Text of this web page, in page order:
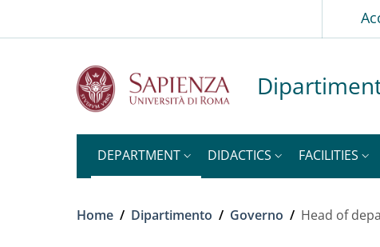
Slim top
DEPARTMENT DIDACTICS FACILITIES
Breadcrumb
Home / Dipartimento / Governo / Head of